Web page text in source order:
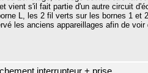
vient s'il fait partie d'un autre circuit
L, les 2 fil verts sur les bornes 1 et
les anciens appareillages afin de